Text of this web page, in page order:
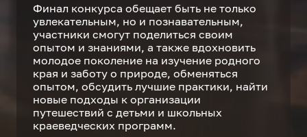
Финал конкурса обещает быть не только
увлекательным, но и познавательным,
участники смогут поделиться своим
опытом и знаниями, а также вдохновить
молодое поколение на изучение родного
края и заботу о природе, обменяться
опытом, обсудить лучшие практики, найти
новые подходы к организации
путешествий с детьми и школьных
краеведческих программ.